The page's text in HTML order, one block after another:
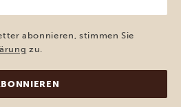
abonnieren, stimmen Sie
zu.